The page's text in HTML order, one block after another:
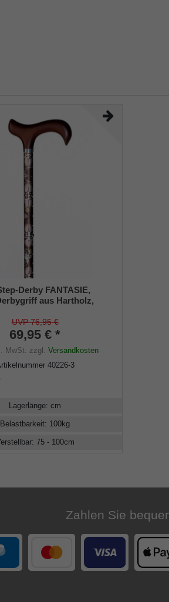
Derby FANTASIE,
aus Hartholz,
Gummipuffer.
UVP 76,95 €
69,95 € *
MwSt. zzgl. Versandkosten
40226-3
Lagerlänge:cm
Belastbarkeit: 100kg
: 75 - 100cm
Zahlen Sie